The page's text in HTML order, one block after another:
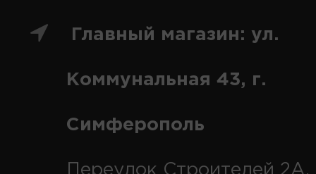
Главный магазин: ул.
Коммунальная 43, г.
Симферополь
Переулок Строителей 2А,